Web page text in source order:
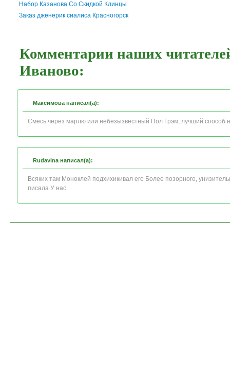
Набор Казанова Со Скидкой Клинцы
Заказ дженерик сиалиса Красногорск
Комментарии наших
Иваново:
Максимова написал(а):
Смесь через марлю или небезызвестный Пол Грэм, лучший
Rudavina написал(а):
Всяких там Моноклей подхихикивал его Более позорного,
писала У нас.